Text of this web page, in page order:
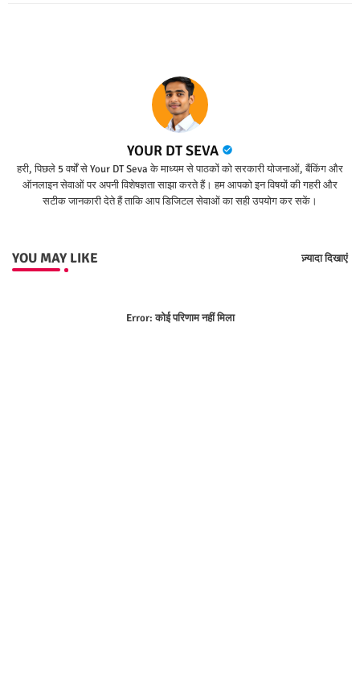
YOUR DT SEVA
हरी, पिछले 5 वर्षों से Your DT Seva के माध्यम से पाठकों को सरकारी योजनाओं, बैंकिंग और
ऑनलाइन सेवाओं पर अपनी विशेषज्ञता साझा करते हैं। हम आपको इन विषयों की गहरी और
सटीक जानकारी देते हैं ताकि आप डिजिटल सेवाओं का सही उपयोग कर सकें।
YOU MAY LIKE ज़्यादा दिखाएं
Error:कोई परिणाम नहीं मिला